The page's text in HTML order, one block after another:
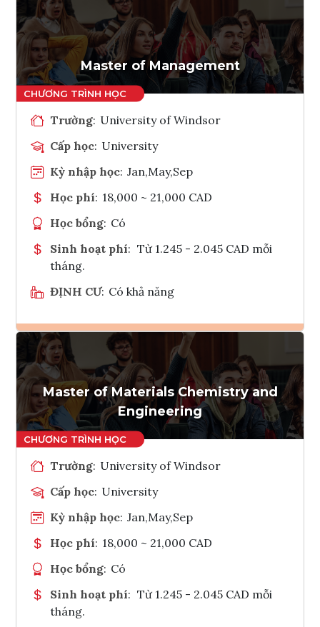
Ghi danh
Tham vấn Interlink
Master of Management
Trường: University of Windsor
Cấp học: University
Kỳ nhập học: Jan,May,Sep
Học phí: 18,000 ~ 21,000 CAD
Học bổng: Có
Sinh hoạt phí: Từ 1.245 - 2.045 CAD mỗi
tháng.
ĐỊNH CƯ: Có khả năng
Ghi danh
Tham vấn Interlink
Master of Materials Chemistry and
Engineering
Trường: University of Windsor
Cấp học: University
Kỳ nhập học: Jan,May,Sep
Học phí: 18,000 ~ 21,000 CAD
Học bổng: Có
Sinh hoạt phí: Từ 1.245 - 2.045 CAD mỗi
tháng.